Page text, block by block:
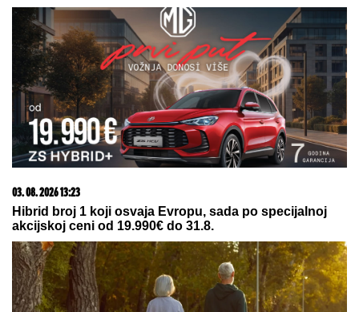
03. 08. 2026 13:23
Hibrid broj 1 koji osvaja Evropu, sada po specijalnoj
akcijskoj ceni od 19.990€ do 31.8.